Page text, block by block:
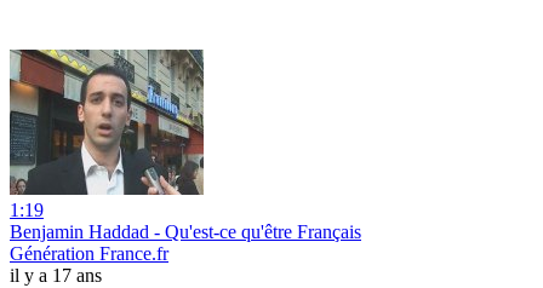
1:19
Benjamin Haddad - Qu'est-ce qu'être Français
Génération France.fr
il y a 17 ans